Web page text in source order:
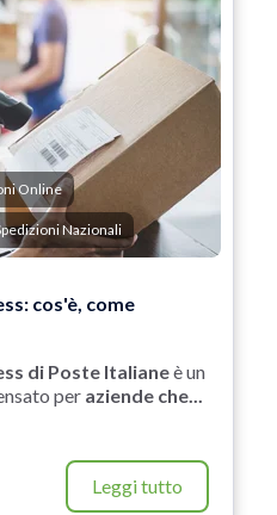
Online
Nazionali
cos'è, come
di Poste Italianeè un
per aziende che...
Leggi tutto